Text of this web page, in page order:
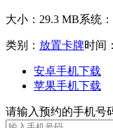
大小：29.3 MB系统
类别： 放置卡牌时间
安卓手机下载
苹果手机下载
请输入预约的手机号